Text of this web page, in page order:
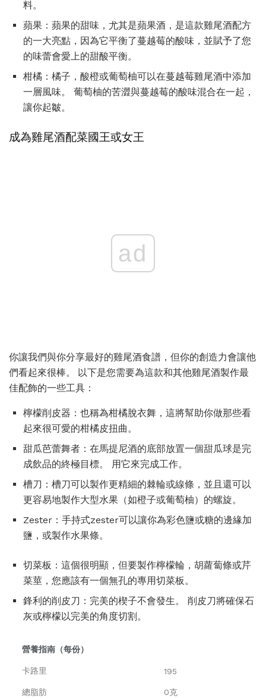
料。
蘋果：蘋果的甜味，尤其是蘋果酒，是這款雞尾酒配方
的一大亮點，因為它平衡了蔓越莓的酸味，並賦予了您
的味蕾會愛上的甜酸平衡。
柑橘：橘子，酸橙或葡萄柚可以在蔓越莓雞尾酒中添加
一層風味。 葡萄柚的苦澀與蔓越莓的酸味混合在一起，
讓你起皺。
成為雞尾酒配菜國王或女王
ad
你讓我們與你分享最好的雞尾酒食譜，但你的創造力會讓他
們看起來很棒。 以下是您需要為這款和其他雞尾酒製作最
佳配飾的一些工具：
檸檬削皮器：也稱為柑橘脫衣舞，這將幫助你做那些看
起來很可愛的柑橘皮扭曲。
甜瓜芭蕾舞者：在馬提尼酒的底部放置一個甜瓜球是完
成飲品的終極目標。 用它來完成工作。
槽刀：槽刀可以製作更精細的棘輪或線條，並且還可以
更容易地製作大型水果（如橙子或葡萄柚）的螺旋。
Zester：手持式zester可以讓你為彩色鹽或糖的邊緣加
鹽，或製作水果條。
切菜板：這個很明顯，但要製作檸檬輪，胡蘿蔔條或芹
菜莖，您應該有一個無孔的專用切菜板。
鋒利的削皮刀：完美的楔子不會發生。 削皮刀將確保石
灰或檸檬以完美的角度切割。
營養指南（每份）
卡路里 195
總脂肪 0克